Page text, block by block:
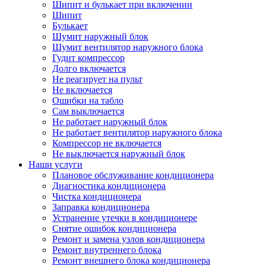
Шипит и булькает при включении
Шипит
Булькает
Шумит наружный блок
Шумит вентилятор наружного блока
Гудит компрессор
Долго включается
Не реагирует на пульт
Не включается
Ошибки на табло
Сам выключается
Не работает наружный блок
Не работает вентилятор наружного блока
Компрессор не включается
Не выключается наружный блок
Наши услуги
Плановое обслуживание кондиционера
Диагностика кондиционера
Чистка кондиционера
Заправка кондиционера
Устранение утечки в кондиционере
Снятие ошибок кондиционера
Ремонт и замена узлов кондиционера
Ремонт внутреннего блока
Ремонт внешнего блока кондиционера